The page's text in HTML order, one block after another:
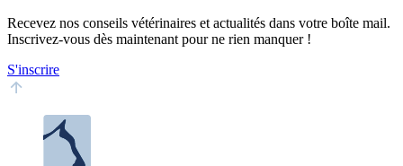
Recevez nos conseils vétérinaires et actualités dans votre boîte mail.
Inscrivez-vous dès maintenant pour ne rien manquer !
S'inscrire